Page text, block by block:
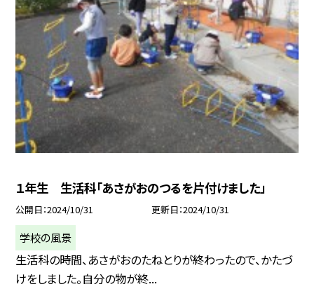
１年生 生活科「あさがおのつるを片付けました」
公開日 2024/10/31 更新日 2024/10/31
学校の風景
生活科の時間、あさがおのたねとりが終わったので、かたづ
けをしました。自分の物が終...